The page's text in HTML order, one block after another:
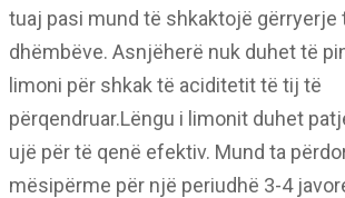
tuaj pasi mund të shkaktojë gërryerje
dhëmbëve. Asnjëherë nuk duhet të
limoni për shkak të aciditetit të tij të
përqendruar.Lëngu i limonit duhet
ujë për të qenë efektiv. Mund ta
mësipërme për një periudhë 3-4